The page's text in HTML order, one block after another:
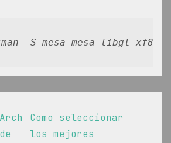
-S mesa mesa-libgl xf86-
La
entrada
Como seleccionar
los mejores